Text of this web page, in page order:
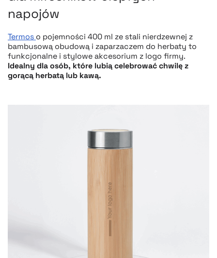
napojów
Termos o pojemności 400 ml ze stali nierdzewnej z
bambusową obudową i zaparzaczem do herbaty to
funkcjonalne i stylowe akcesorium z logo firmy.
Idealny dla osób, które lubią celebrować chwilę z
gorącą herbatą lub kawą.